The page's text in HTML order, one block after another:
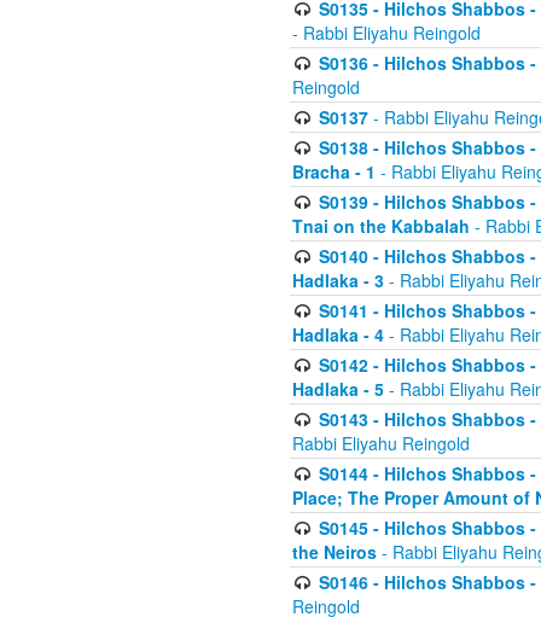
S0135 - Hilchos Shabbos
- Rabbi Eliyahu Reingold
S0136 - Hilchos Shabbos
Reingold
S0137- Rabbi Eliyahu
S0138 - Hilchos Shabbos
Bracha - 1 - Rabbi Eliyahu
S0139 - Hilchos Shabbos
Tnai on the Kabbalah - Rabbi
S0140 - Hilchos Shabbos
Hadlaka - 3 - Rabbi Eliyahu
S0141 - Hilchos Shabbos
Hadlaka - 4 - Rabbi Eliyahu
S0142 - Hilchos Shabbos
Hadlaka - 5 - Rabbi Eliyahu
S0143 - Hilchos Shabbos
Rabbi Eliyahu Reingold
S0144 - Hilchos Shabbos
Place; The Proper Amount of
S0145 - Hilchos Shabbos
the Neiros - Rabbi Eliyahu
S0146 - Hilchos Shabbos
Reingold